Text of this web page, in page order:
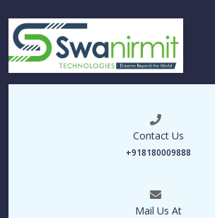
Contact Us
+918180009888
Mail Us At